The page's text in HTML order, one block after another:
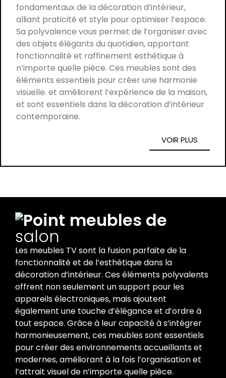
fondamentaux de la décoration d’intérieur,
alliant praticité et style pour optimiser l’espace.
Sa polyvalence vous permet de l’organiser avec
des objets élégants du quotidien, apportant
fonctionnalité et raffinement esthétique à
n’importe quelle pièce. Ces meubles sont des
éléments essentiels pour créer une harmonie
visuelle. et améliorent l’expérience de la maison,
et sont essentiels dans la décoration d’intérieur
contemporaine.
VOIR PLUS
meubles de
salon
Les meubles TV sont la fusion parfaite de la
fonctionnalité et de l’esthétique dans la
décoration d’intérieur. Ces éléments polyvalents
offrent non seulement un support pour les
appareils électroniques, mais ajoutent
également une touche d’élégance et d’ordre à
tout espace. Grâce à leur capacité à s’intégrer
harmonieusement, ces meubles sont essentiels
pour créer des environnements accueillants et
modernes, améliorant à la fois l’organisation et
l’attrait visuel de n’importe quelle pièce.